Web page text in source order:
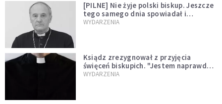
[PILNE] Nie żyje polski biskup. Jeszcze
tego samego dnia spowiadał i
sprawował Mszę świętą
WYDARZENIA
Ksiądz zrezygnował z przyjęcia
święceń biskupich. "Jestem naprawdę
niegodny"
WYDARZENIA